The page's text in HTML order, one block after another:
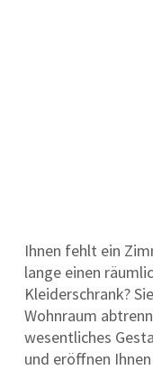
Ihnen fehlt ein
lange einen
Kleiderschrank?
Wohnraum
wesentliches
und eröffnen